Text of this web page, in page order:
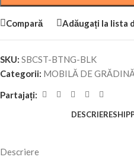
Compară Adăugați la lista
SKU: SBCST-BTNG-BLK
Categorii: MOBILĂ DE
Partajați:
DESCRIERE
Descriere